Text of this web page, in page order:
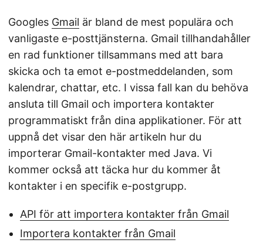
Googles Gmail är bland de mest populära och
vanligaste e-posttjänsterna. Gmail tillhandahåller
en rad funktioner tillsammans med att bara
skicka och ta emot e-postmeddelanden, som
kalendrar, chattar, etc. I vissa fall kan du behöva
ansluta till Gmail och importera kontakter
programmatiskt från dina applikationer. För att
uppnå det visar den här artikeln hur du
importerar Gmail-kontakter med Java. Vi
kommer också att täcka hur du kommer åt
kontakter i en specifik e-postgrupp.
API för att importera kontakter från Gmail
Importera kontakter från Gmail